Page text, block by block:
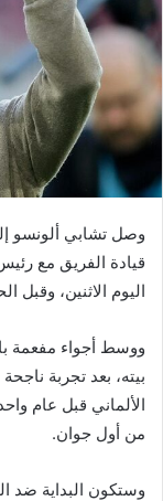
وصل تشابي ألونسو
اليوم الاثنين، وقبل
ووسط أجواء مفعمة
بيته، بعد تجربة
من أول جوان.